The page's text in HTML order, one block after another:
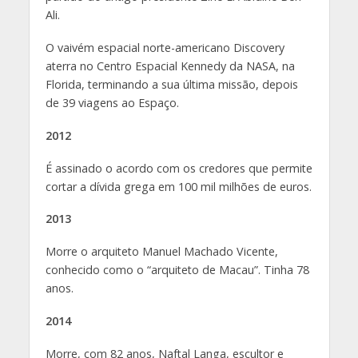
Ali.
O vaivém espacial norte-americano Discovery
aterra no Centro Espacial Kennedy da NASA, na
Florida, terminando a sua última missão, depois
de 39 viagens ao Espaço.
2012
É assinado o acordo com os credores que permite
cortar a dívida grega em 100 mil milhões de euros.
2013
Morre o arquiteto Manuel Machado Vicente,
conhecido como o “arquiteto de Macau”. Tinha 78
anos.
2014
Morre, com 82 anos, Naftal Langa, escultor e